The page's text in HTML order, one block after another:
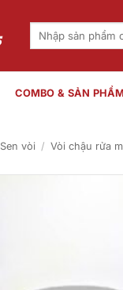
Tìm
COMBO & SẢN
Sen vòi / Vòi chậu rửa